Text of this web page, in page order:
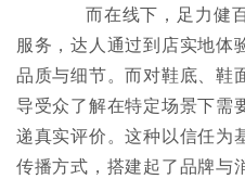
而在线下，足力健百
服务，达人通过到店实地体
品质与细节。而对鞋底、鞋
导受众了解在特定场景下需
递真实评价。这种以信任为
传播方式，搭建起了品牌与